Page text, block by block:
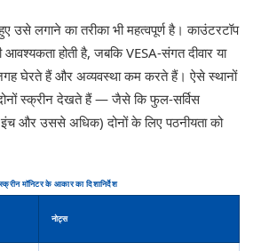
उसे लगाने का तरीका भी महत्वपूर्ण है। काउंटरटॉप
होती है, जबकि VESA-संगत दीवार या
घेरते हैं और अव्यवस्था कम करते हैं। ऐसे स्थानों
स्क्रीन देखते हैं — जैसे कि फुल-सर्विस
और उससे अधिक) दोनों के लिए पठनीयता को
मॉनिटर के आकार का दिशानिर्देश
नोट्स